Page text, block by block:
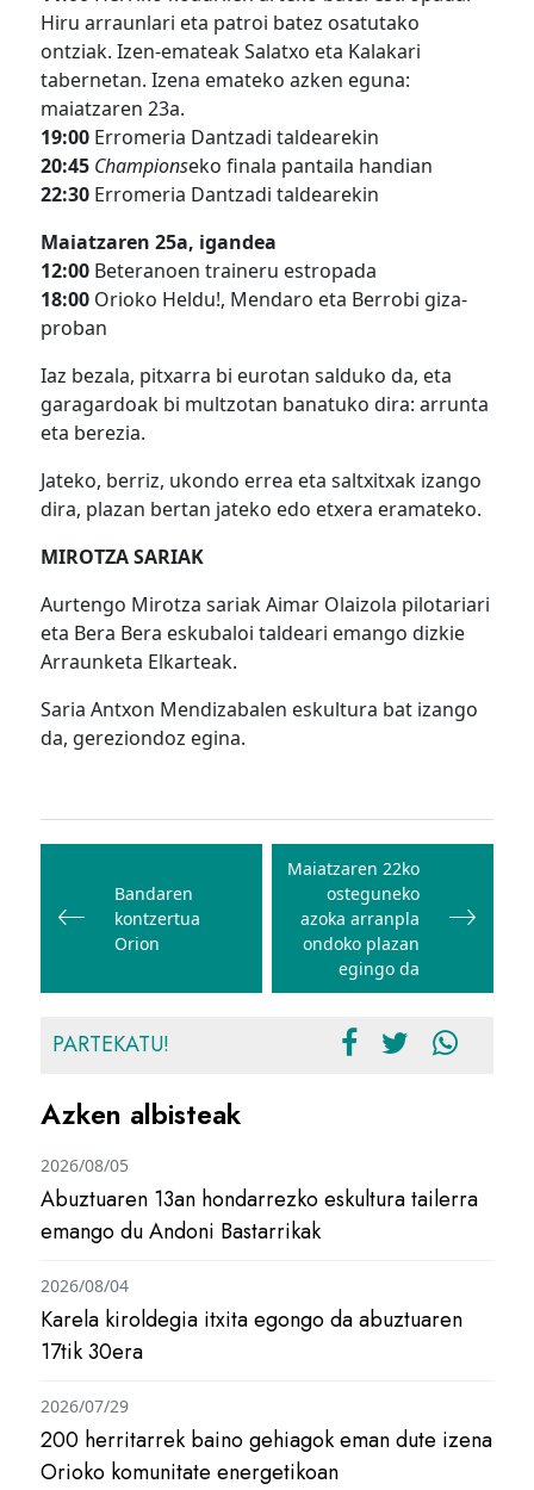
Hiru arraunlari eta patroi batez osatutako
ontziak. Izen-emateak Salatxo eta Kalakari
tabernetan. Izena emateko azken eguna:
maiatzaren 23a.
19:00 Erromeria Dantzadi taldearekin
20:45 Championseko finala pantaila handian
22:30 Erromeria Dantzadi taldearekin
Maiatzaren 25a, igandea
12:00 Beteranoen traineru estropada
18:00 Orioko Heldu!, Mendaro eta Berrobi giza-
proban
Iaz bezala, pitxarra bi eurotan salduko da, eta
garagardoak bi multzotan banatuko dira: arrunta
eta berezia.
Jateko, berriz, ukondo errea eta saltxitxak izango
dira, plazan bertan jateko edo etxera eramateko.
MIROTZA SARIAK
Aurtengo Mirotza sariak Aimar Olaizola pilotariari
eta Bera Bera eskubaloi taldeari emango dizkie
Arraunketa Elkarteak.
Saria Antxon Mendizabalen eskultura bat izango
da, gereziondoz egina.
Bidalketetan
nabigatu
Bandaren
kontzertua
Orion
Maiatzaren 22ko
osteguneko
azoka arranpla
ondoko plazan
egingo da
PARTEKATU!
Azken albisteak
Abuztuaren 13an hondarrezko eskultura tailerra
emango du Andoni Bastarrikak
2026/08/05
Karela kiroldegia itxita egongo da abuztuaren
17tik 30era
2026/08/04
200 herritarrek baino gehiagok eman dute izena
Orioko komunitate energetikoan
2026/07/29